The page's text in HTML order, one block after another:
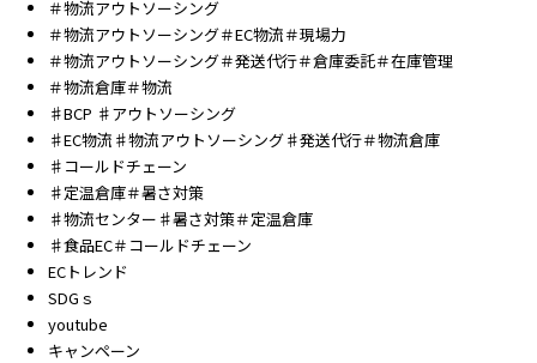
＃物流アウトソーシング
＃物流アウトソーシング＃EC物流＃現場力
＃物流アウトソーシング＃発送代行＃倉庫委託＃在庫管理
＃物流倉庫＃物流
♯BCP ♯アウトソーシング
♯EC物流♯物流アウトソーシング♯発送代行＃物流倉庫
♯コールドチェーン
♯定温倉庫＃暑さ対策
♯物流センター♯暑さ対策＃定温倉庫
♯食品EC＃コールドチェーン
ECトレンド
SDGｓ
youtube
キャンペーン